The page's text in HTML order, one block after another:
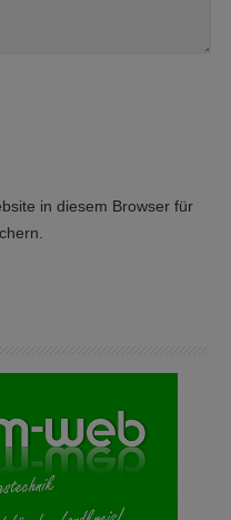
in diesem Browser für